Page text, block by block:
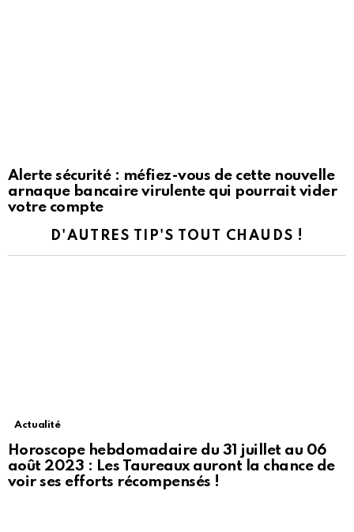
Alerte sécurité : méfiez-vous de cette nouvelle
arnaque bancaire virulente qui pourrait vider
votre compte
D'AUTRES TIP'S TOUT CHAUDS !
Actualité
Horoscope hebdomadaire du 31 juillet au 06
août 2023 : Les Taureaux auront la chance de
voir ses efforts récompensés !